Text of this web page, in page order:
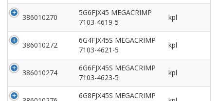
386010270
5G6FJX45 MEGACRIMP
7103-4619-5
kpl
386010272
6G4FJX45S MEGACRIMP
7103-4621-5
kpl
386010274
6G6FJX45S MEGACRIMP
7103-4623-5
kpl
6G8FJX45S MEGACRIMP